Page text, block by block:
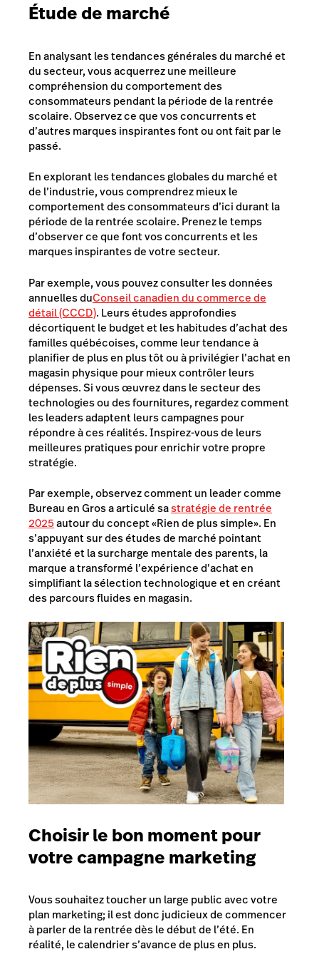
Étude de marché
En analysant les tendances générales du marché et
du secteur, vous acquerrez une meilleure
compréhension du comportement des
consommateurs pendant la période de la rentrée
scolaire. Observez ce que vos concurrents et
d’autres marques inspirantes font ou ont fait par le
passé.
En explorant les tendances globales du marché et
de l’industrie, vous comprendrez mieux le
comportement des consommateurs d’ici durant la
période de la rentrée scolaire. Prenez le temps
d’observer ce que font vos concurrents et les
marques inspirantes de votre secteur.
Par exemple, vous pouvez consulter les données
annuelles duConseil canadien du commerce de
détail (CCCD). Leurs études approfondies
décortiquent le budget et les habitudes d’achat des
familles québécoises, comme leur tendance à
planifier de plus en plus tôt ou à privilégier l’achat en
magasin physique pour mieux contrôler leurs
dépenses. Si vous œuvrez dans le secteur des
technologies ou des fournitures, regardez comment
les leaders adaptent leurs campagnes pour
répondre à ces réalités. Inspirez-vous de leurs
meilleures pratiques pour enrichir votre propre
stratégie.
Par exemple, observez comment un leader comme
Bureau en Gros a articulé sastratégie de rentrée
2025autour du concept «Rien de plus simple». En
s’appuyant sur des études de marché pointant
l’anxiété et la surcharge mentale des parents, la
marque a transformé l’expérience d’achat en
simplifiant la sélection technologique et en créant
des parcours fluides en magasin.
Choisir le bon moment pour
votre campagne marketing
Vous souhaitez toucher un large public avec votre
plan marketing; il est donc judicieux de commencer
à parler de la rentrée dès le début de l’été. En
réalité, le calendrier s’avance de plus en plus.